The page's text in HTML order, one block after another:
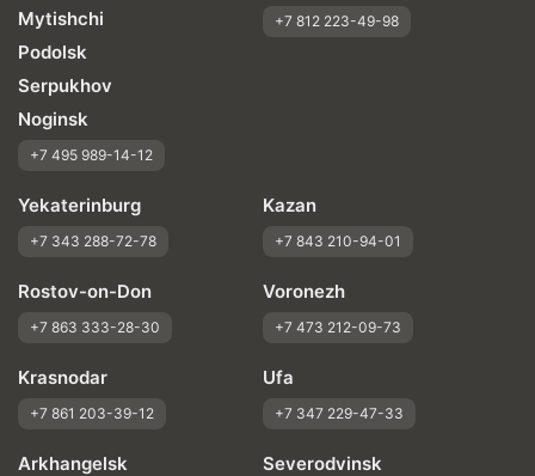
Mytishchi
Podolsk
Serpukhov
Noginsk
+7 495 989-14-12
+7 812 223-49-98
Yekaterinburg
+7 343 288-72-78
Kazan
+7 843 210-94-01
Rostov-on-Don
+7 863 333-28-30
Voronezh
+7 473 212-09-73
Krasnodar
+7 861 203-39-12
Ufa
+7 347 229-47-33
Arkhangelsk Severodvinsk